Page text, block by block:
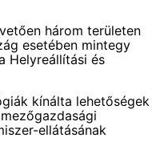
három területen
esetében mintegy
Helyreállítási és
kínálta lehetőségek
ellátásának